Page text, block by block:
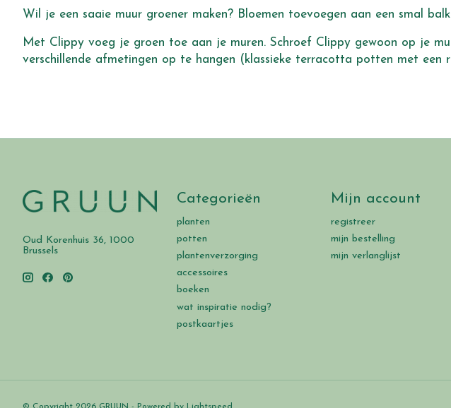
Wil je een saaie muur groener maken? Bloemen toevoegen aan een smal
Met Clippy voeg je groen toe aan je muren. Schroef Clippy gewoon op je
verschillende afmetingen op te hangen (klassieke terracotta potten met
Oud Korenhuis 36, 1000
Brussels
Categorieën
planten
potten
plantenverzorging
accessoires
boeken
wat inspiratie nodig?
postkaartjes
Mijn account
registreer
mijn bestelling
mijn verlanglijst